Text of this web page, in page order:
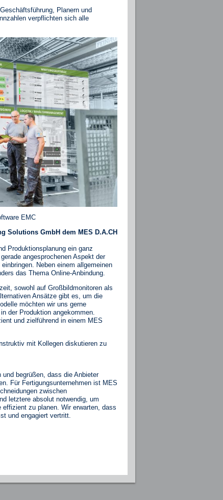
Planern und
verpflichten sich alle
EMC
Solutions GmbH dem MES D.A.CH
Produktionsplanung ein ganz
angesprochenen Aspekt der
Neben einem allgemeinen
das Thema Online-Anbindung.
sowohl auf Großbildmonitoren als
Ansätze gibt es, um die
möchten wir uns gerne
der Produktion angekommen.
und zielführend in einem MES
mit Kollegen diskutieren zu
begrüßen, dass die Anbieter
Für Fertigungsunternehmen ist MES
zwischen
letztere absolut notwendig, um
zu planen. Wir erwarten, dass
und engagiert vertritt.